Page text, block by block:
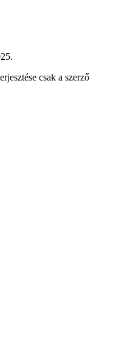
csak a szerző